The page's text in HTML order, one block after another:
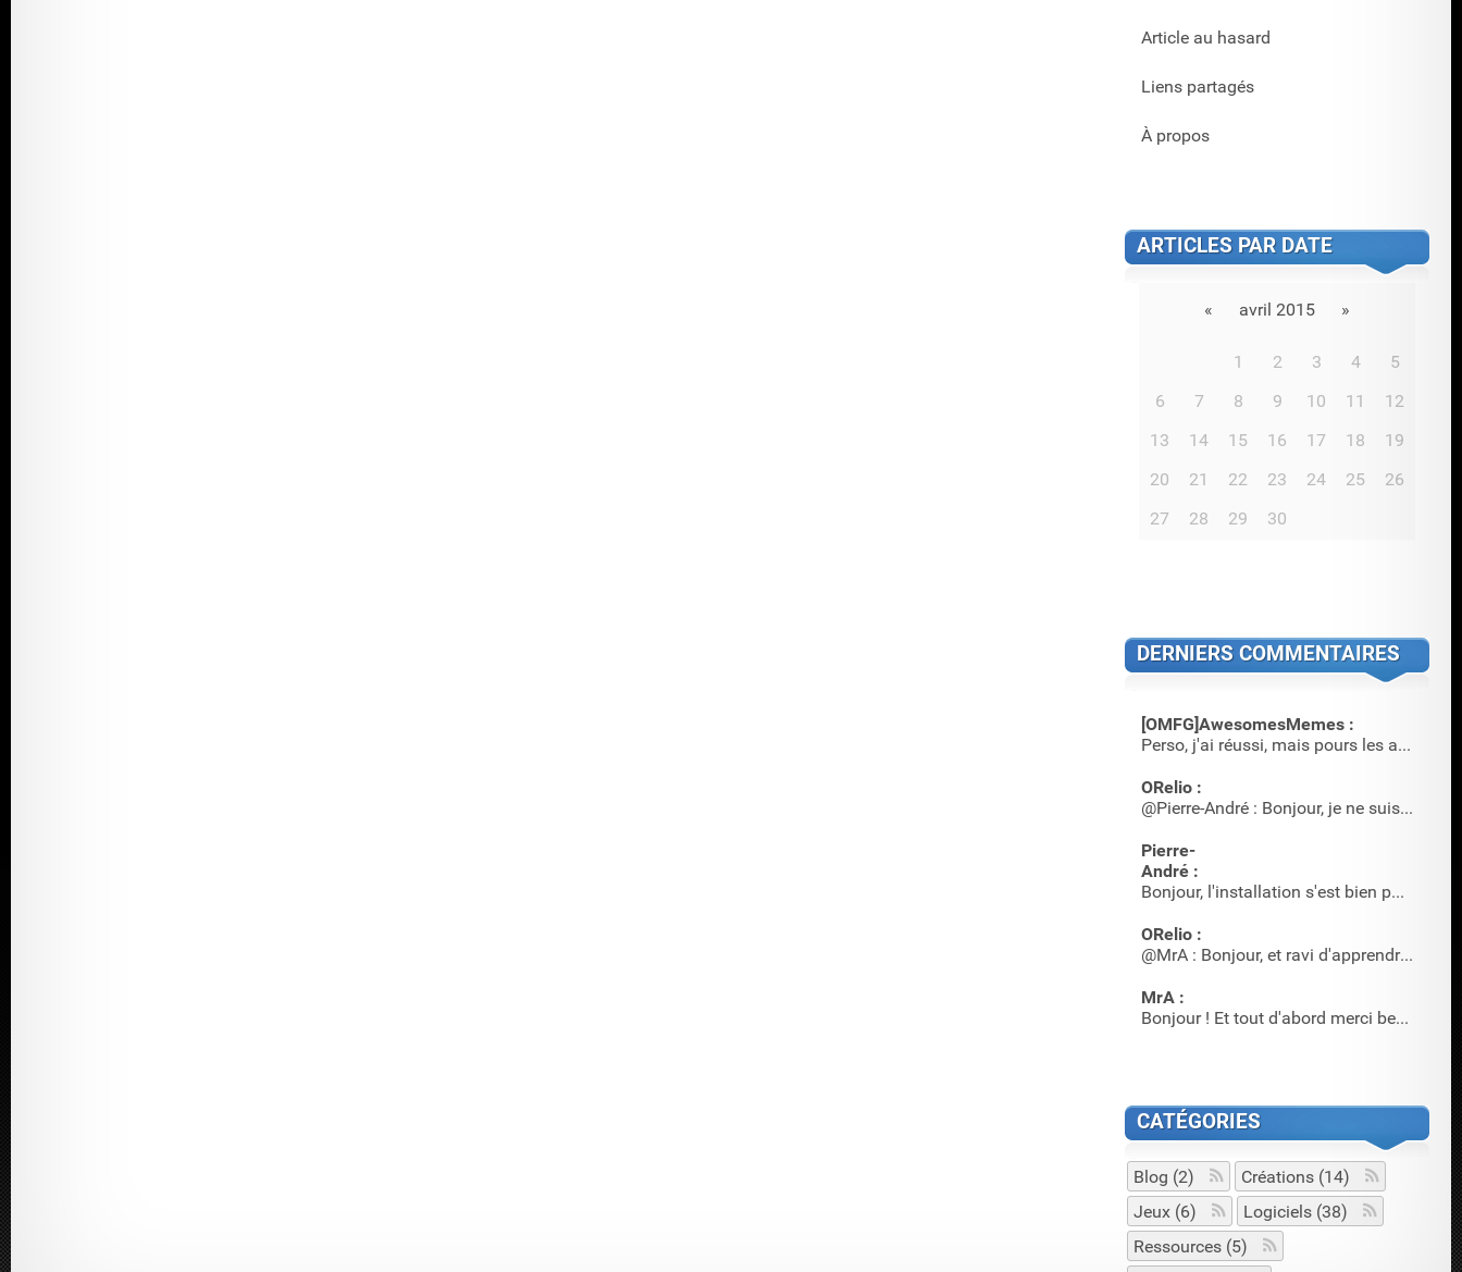
Article au hasard
Liens partagés
À propos
ARTICLES PAR DATE
« avril 2015 »
1 2 3 4
5
6
7 8 9 10 11
12
13
14 15 16 17 18
19
20
21 22 23 24 25
26
27
28 29 30
DERNIERS COMMENTAIRES
[OMFG]AwesomesMemes :
Perso, j'ai réussi, mais pours les annimations, c'est plus …
ORelio :
@Pierre-André : Bonjour, je ne suis pas sûr qu'il y en ait …
Pierre-
André :
Bonjour, l'installation s'est bien passée, mais où acheter …
ORelio :
@MrA : Bonjour, et ravi d'apprendre que cet article a servi…
MrA :
Bonjour ! Et tout d'abord merci beaucoup pour l'article et…
CATÉGORIES
Blog (2)
Créations (14)
Jeux (6)
Logiciels (38)
Ressources (5)